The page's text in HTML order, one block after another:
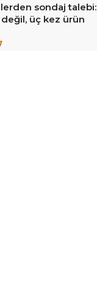
sondaj talebi:
değil, üç kez ürün